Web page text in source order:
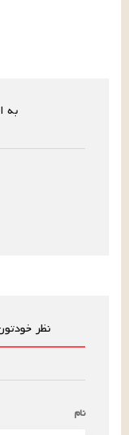
به
نظر
نام